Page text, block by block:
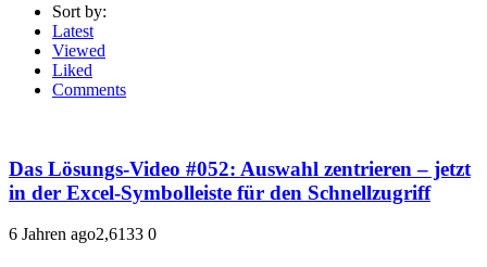
Sort by:
Latest
Viewed
Liked
Comments
Das Lösungs-Video #052: Auswahl zentrieren – jetzt
in der Excel-Symbolleiste für den Schnellzugriff
6 Jahren ago2,6133 0